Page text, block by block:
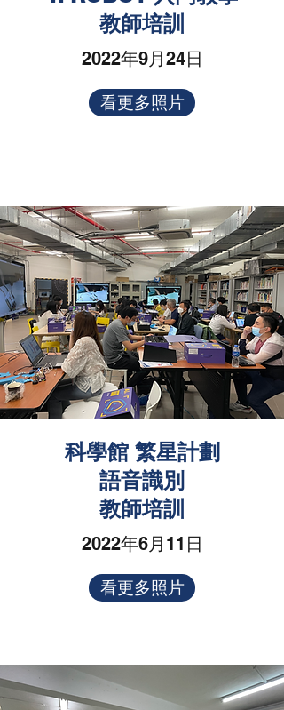
教師培訓
2022年9月24日
看更多照片
科學館 繁星計劃
語音識別
教師培訓
2022年6月11日
看更多照片